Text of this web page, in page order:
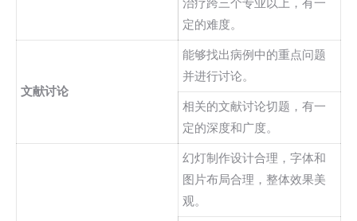
治疗跨三个专业以上，有一
定的难度。
文献讨论
能够找出病例中的重点问题
并进行讨论。
相关的文献讨论切题，有一
定的深度和广度。
幻灯制作设计合理，字体和
图片布局合理，整体效果美
观。